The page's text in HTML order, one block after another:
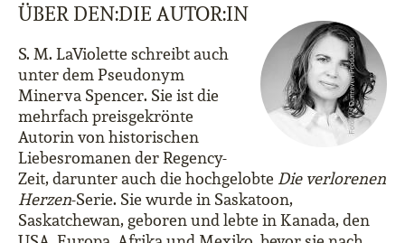
ÜBER DEN:DIE AUTOR:IN
S. M. LaViolette schreibt auch
unter dem Pseudonym
Minerva Spencer. Sie ist die
mehrfach preisgekrönte
Autorin von historischen
Liebesromanen der Regency-
Zeit, darunter auch die hochgelobte Die verlorenen
Herzen-Serie. Sie wurde in Saskatoon,
Saskatchewan, geboren und lebte in Kanada, den